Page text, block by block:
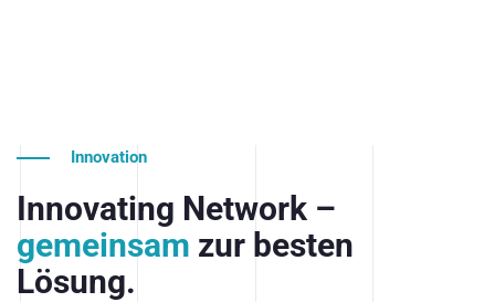
Innovation
Innovating Network –
gemeinsam zur besten
Lösung.